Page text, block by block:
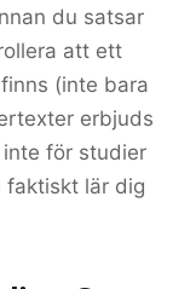
du satsar
att ett
(inte bara
erbjuds
för studier
lär dig